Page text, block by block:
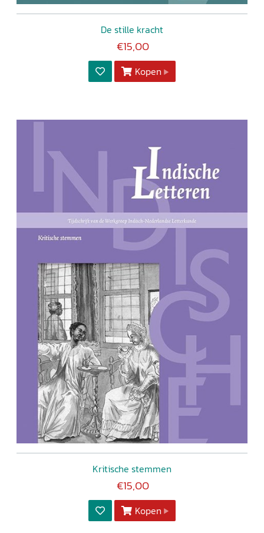
De stille kracht
€15,00
Kopen
Kritische stemmen
€15,00
Kopen